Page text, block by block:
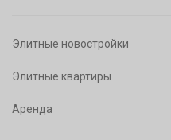
Элитные новостройки
Элитные квартиры
Аренда